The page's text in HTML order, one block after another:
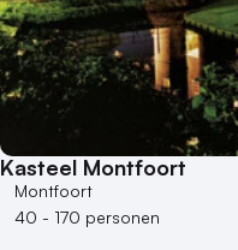
Kasteel Montfoort
Montfoort
40 - 170 personen